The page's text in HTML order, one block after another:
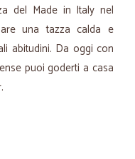
del Made in Italy nel
una tazza calda e
abitudini. Da oggi con
puoi goderti a casa